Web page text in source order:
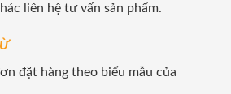
liên hệ tư vấn sản phẩm.
đặt hàng theo biểu mẫu của